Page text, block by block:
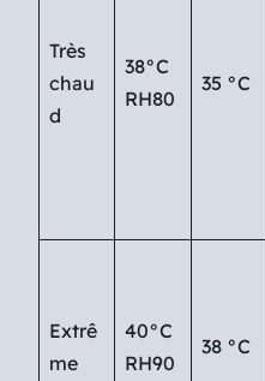
Très
chau
d
38°C
RH80
35 °C
Extrê
me
40°C
RH90
38 °C